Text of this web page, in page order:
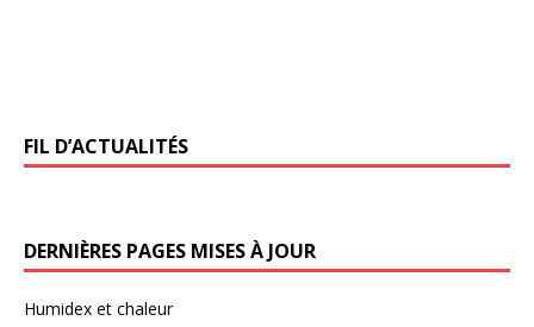
FIL D’ACTUALITÉS
DERNIÈRES PAGES MISES À JOUR
Humidex et chaleur